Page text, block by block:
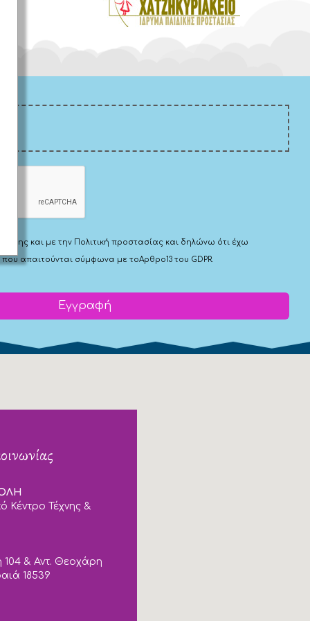
και με την Πολιτική προστασίας και δηλώνω ότι έχω
που απαιτούνται σύμφωνα με τοΑρθρο13 του GDPR.
Εγγραφή
Κέντρο Τέχνης &
104 & Αντ. Θεοχάρη
18539